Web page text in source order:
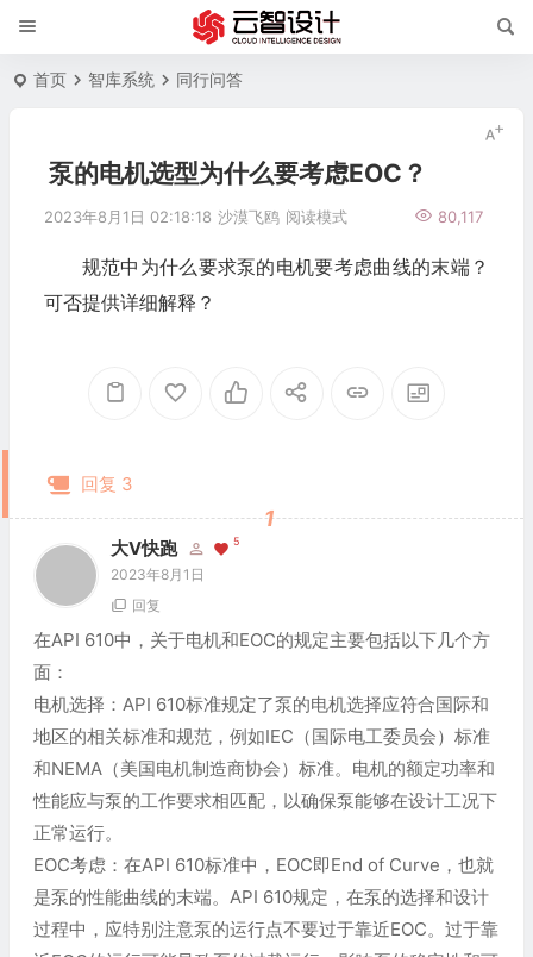
首页 智库系统 同行问答
泵的电机选型为什么要考虑EOC？
2023年8月1日 02:18:18 沙漠飞鸥 80,117
阅读模式
规范中为什么要求泵的电机要考虑曲线的末端？
可否提供详细解释？
回复 3
大V快跑 5
2023年8月1日
1
回复
在API 610中，关于电机和EOC的规定主要包括以下几个方
面：
电机选择：API 610标准规定了泵的电机选择应符合国际和
地区的相关标准和规范，例如IEC（国际电工委员会）标准
和NEMA（美国电机制造商协会）标准。电机的额定功率和
性能应与泵的工作要求相匹配，以确保泵能够在设计工况下
正常运行。
EOC考虑：在API 610标准中，EOC即End of Curve，也就
是泵的性能曲线的末端。API 610规定，在泵的选择和设计
过程中，应特别注意泵的运行点不要过于靠近EOC。过于靠